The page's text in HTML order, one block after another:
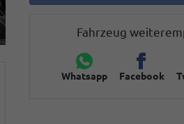
Fahrzeug
Whatsapp Facebook